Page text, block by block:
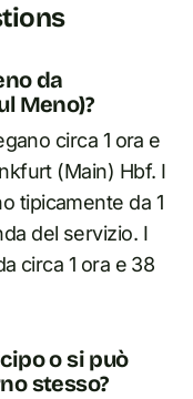
da
Meno)?
circa 1 ora e
(Main) Hbf. I
tipicamente da 1
del servizio. I
circa 1 ora e 38
o si può
stesso?